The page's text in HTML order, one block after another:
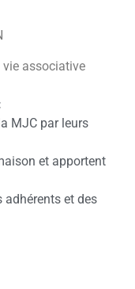
vie associative
MJC par leurs
et apportent
adhérents et des